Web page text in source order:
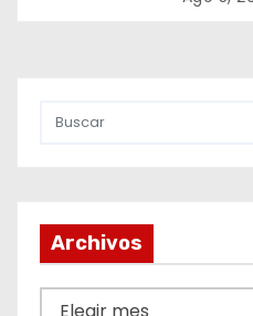
r
a
Archivos